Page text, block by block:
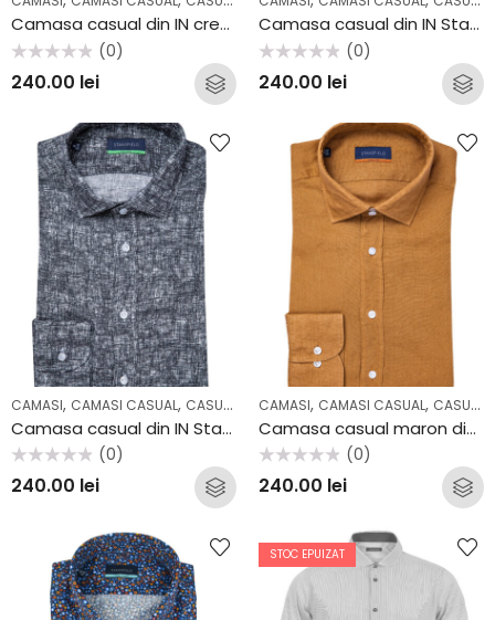
Camasa casual din IN creponat Stansfield AV2213CS
la
(0)
240.00 lei
Camasa casual din IN Stansfield SS2047CS
la
(0)
240.00 lei
CAMASI, CAMASI CASUAL, CASUAL COLECTII
Camasa casual din IN Stansfield SS2048CF
la
(0)
240.00 lei
CAMASI, CAMASI CASUAL, CASUAL
Camasa casual maron din IN Stansfield SS2030CF
la
(0)
240.00 lei
STOC EPUIZAT